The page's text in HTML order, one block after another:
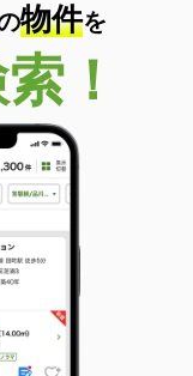
物件を
！